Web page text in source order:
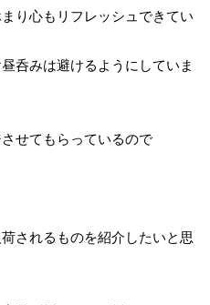
り心もリフレッシュできてい
呑みは避けるようにしていま
せてもらっているので
されるものを紹介したいと思